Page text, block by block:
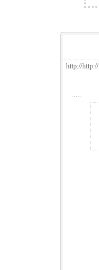
http://http://
.....